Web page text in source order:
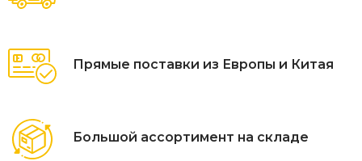
Прямые поставки из Европы и Китая
Большой ассортимент на складе